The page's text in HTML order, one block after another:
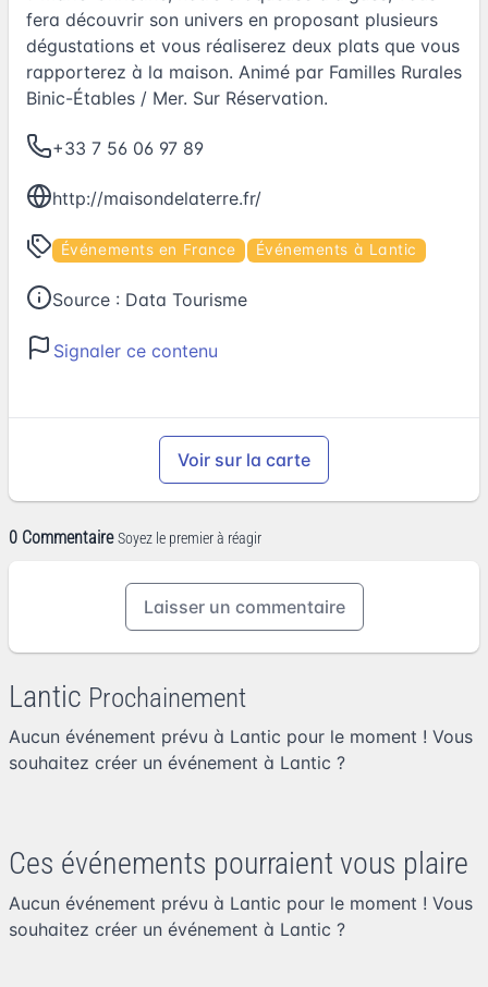
fera découvrir son univers en proposant plusieurs
dégustations et vous réaliserez deux plats que vous
rapporterez à la maison. Animé par Familles Rurales
Binic-Étables / Mer. Sur Réservation.
+33 7 56 06 97 89
http://maisondelaterre.fr/
Événements en France Événements à Lantic
Source : Data Tourisme
Signaler ce contenu
Voir sur la carte
0 Commentaire Soyez le premier à réagir
Laisser un commentaire
Lantic Prochainement
Aucun événement prévu à Lantic pour le moment ! Vous
souhaitez créer un événement à Lantic ?
Ces événements pourraient vous plaire
Aucun événement prévu à Lantic pour le moment ! Vous
souhaitez créer un événement à Lantic ?